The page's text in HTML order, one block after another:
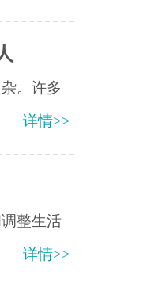
。许多
详情>>
整生活
详情>>